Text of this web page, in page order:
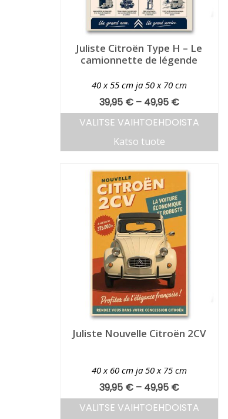
Juliste Citroën Type H – Le
camionnette de légende
40 x 55 cm ja 50 x 70 cm
39,95 € – 49,95 €
VALITSE VAIHTOEHDOISTA
Katso tuote
Juliste Nouvelle Citroën 2CV
40 x 60 cm ja 50 x 75 cm
39,95 € – 49,95 €
VALITSE VAIHTOEHDOISTA